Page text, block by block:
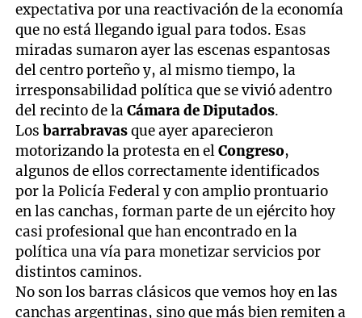
expectativa por una reactivación de la economía
que no está llegando igual para todos. Esas
miradas sumaron ayer las escenas espantosas
del centro porteño y, al mismo tiempo, la
irresponsabilidad política que se vivió adentro
del recinto de laCámara de Diputados.
Losbarrabravasque ayer aparecieron
motorizando la protesta en elCongreso,
algunos de ellos correctamente identificados
por la Policía Federal y con amplio prontuario
en las canchas, forman parte de un ejército hoy
casi profesional que han encontrado en la
política una vía para monetizar servicios por
distintos caminos.
No son los barras clásicos que vemos hoy en las
canchas argentinas, sino que más bien remiten a